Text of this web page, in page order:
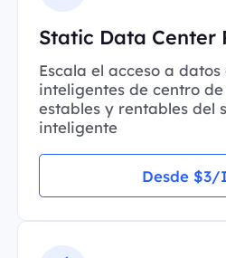
Static Data Center
Escala el acceso a
inteligentes de centro
estables y rentables del
inteligente
Desde $3/